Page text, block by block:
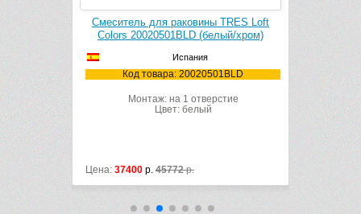
Смеситель для раковины TRES Loft
Colors 20020501BLD (белый/хром)
Испания
Код товара: 20020501BLD
Монтаж: на 1 отверстие
Цвет: белый
Цена: 37400 р. 45772р.